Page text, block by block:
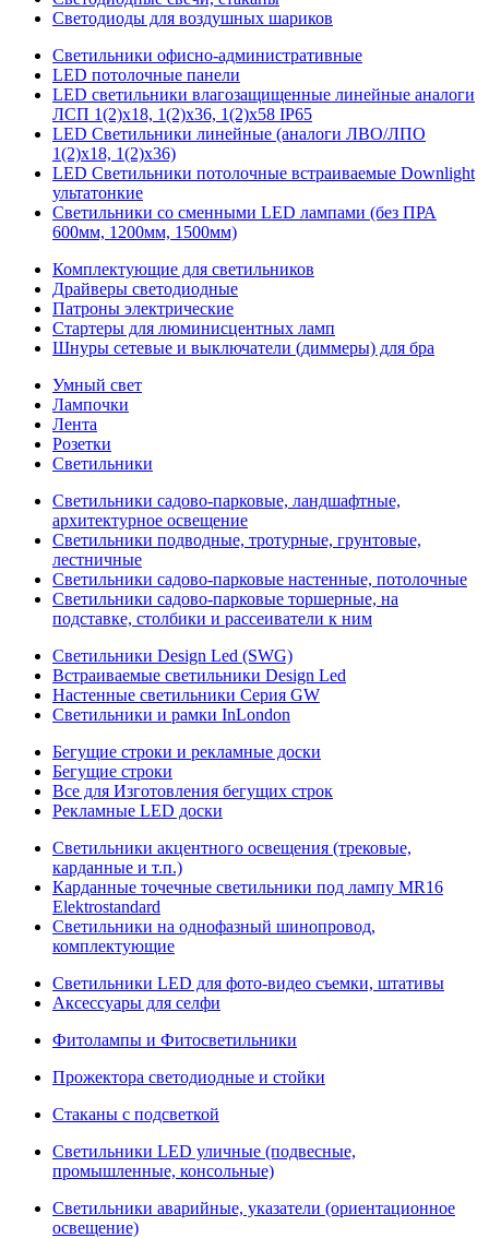
Светодиоды для воздушных шариков
Светильники офисно-административные
LED потолочные панели
LED светильники влагозащищенные линейные аналоги
ЛСП 1(2)х18, 1(2)х36, 1(2)х58 IP65
LED Светильники линейные (аналоги ЛВО/ЛПО
1(2)х18, 1(2)х36)
LED Светильники потолочные встраиваемые Downlight
ультатонкие
Светильники со сменными LED лампами (без ПРА
600мм, 1200мм, 1500мм)
Комплектующие для светильников
Драйверы светодиодные
Патроны электрические
Стартеры для люминисцентных ламп
Шнуры сетевые и выключатели (диммеры) для бра
Умный свет
Лампочки
Лента
Розетки
Светильники
Светильники садово-парковые, ландшафтные,
архитектурное освещение
Светильники подводные, тротурные, грунтовые,
лестничные
Светильники садово-парковые настенные, потолочные
Светильники садово-парковые торшерные, на
подставке, столбики и рассеиватели к ним
Светильники Design Led (SWG)
Встраиваемые светильники Design Led
Настенные светильники Серия GW
Светильники и рамки InLondon
Бегущие строки и рекламные доски
Бегущие строки
Все для Изготовления бегущих строк
Рекламные LED доски
Светильники акцентного освещения (трековые,
карданные и т.п.)
Карданные точечные светильники под лампу MR16
Elektrostandard
Светильники на однофазный шинопровод,
комплектующие
Светильники LED для фото-видео съемки, штативы
Аксессуары для селфи
Фитолампы и Фитосветильники
Прожектора светодиодные и стойки
Стаканы с подсветкой
Светильники LED уличные (подвесные,
промышленные, консольные)
Светильники аварийные, указатели (ориентационное
освещение)